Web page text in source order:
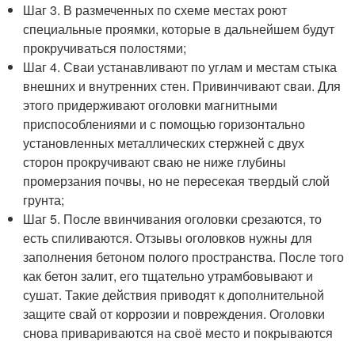
Шаг 3. В размеченных по схеме местах роют
специальные проямки, которые в дальнейшем будут
прокручиваться полостями;
Шаг 4. Сваи устанавливают по углам и местам стыка
внешних и внутренних стен. Привинчивают сваи. Для
этого придерживают оголовки магнитными
приспособлениями и с помощью горизонтально
установленных металлических стержней с двух
сторон прокручивают сваю не ниже глубины
промерзания почвы, но не пересекая твердый слой
грунта;
Шаг 5. После ввинчивания оголовки срезаются, то
есть спиливаются. Отзывы оголовков нужны для
заполнения бетоном полого пространства. После того
как бетон залит, его тщательно утрамбовывают и
сушат. Такие действия приводят к дополнительной
защите свай от коррозии и повреждения. Оголовки
снова привариваются на своё место и покрываются